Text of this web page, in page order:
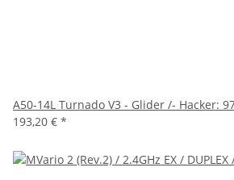
A50-14L Turnado V3 - Glider /- Hacker:
193,20 € *